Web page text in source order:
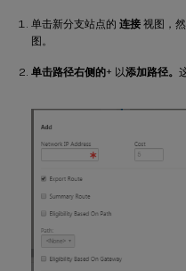
单击新分支站点的 连接 视图，
图。
单击路径右侧的+ 以添加路径。